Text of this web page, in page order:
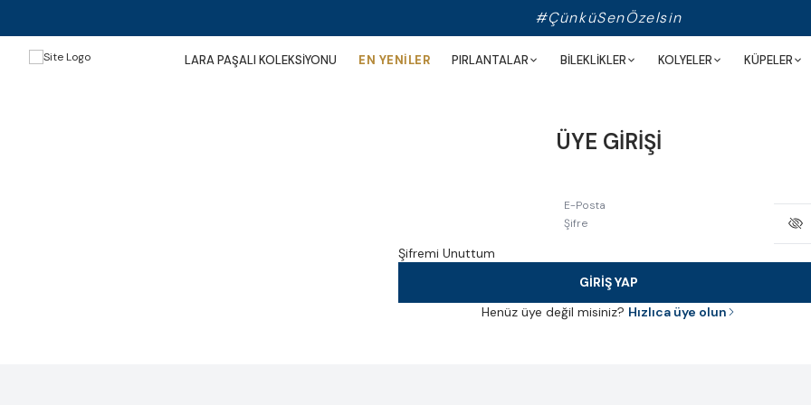
#ÇünküSenÖzelsin
LARA PAŞALI KOLEKSİYONU EN YENİLER PIRLANTALAR BİLEKLİKLER KOLYELER KÜPELER
ÜYE GİRİŞİ
E-Posta
Şifre
Şifremi Unuttum
GİRİŞ YAP
Henüz üye değil misiniz? Hızlıca üye olun